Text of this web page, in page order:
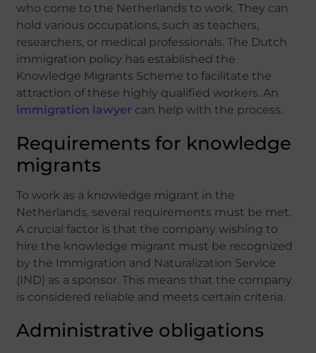
who come to the Netherlands to work. They can
hold various occupations, such as teachers,
researchers, or medical professionals. The Dutch
immigration policy has established the
Knowledge Migrants Scheme to facilitate the
attraction of these highly qualified workers. An
immigration lawyer can help with the process.
Requirements for knowledge
migrants
To work as a knowledge migrant in the
Netherlands, several requirements must be met.
A crucial factor is that the company wishing to
hire the knowledge migrant must be recognized
by the Immigration and Naturalization Service
(IND) as a sponsor. This means that the company
is considered reliable and meets certain criteria.
Administrative obligations